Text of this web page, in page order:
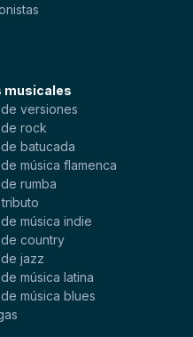
musicales
versiones
rock
batucada
música flamenca
rumba
música indie
country
jazz
música latina
música blues